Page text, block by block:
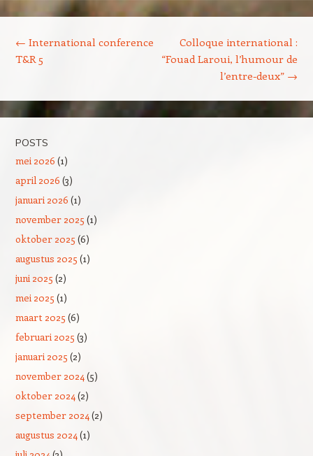
← International conference
T&R 5
Colloque international :
“Fouad Laroui, l’humour de
l’entre-deux” →
POSTS
mei 2026 (1)
april 2026 (3)
januari 2026 (1)
november 2025 (1)
oktober 2025 (6)
augustus 2025 (1)
juni 2025 (2)
mei 2025 (1)
maart 2025 (6)
februari 2025 (3)
januari 2025 (2)
november 2024(5)
oktober 2024(2)
september 2024(2)
augustus 2024(1)